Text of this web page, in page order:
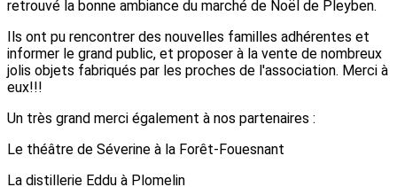
retrouvé la bonne ambiance du marché de Noël de Pleyben.
Ils ont pu rencontrer des nouvelles familles adhérentes et
informer le grand public, et proposer à la vente de nombreux
jolis objets fabriqués par les proches de l'association. Merci à
eux!!!
Un très grand merci également à nos partenaires :
Le théâtre de Séverine à la Forêt-Fouesnant
La distillerie Eddu à Plomelin